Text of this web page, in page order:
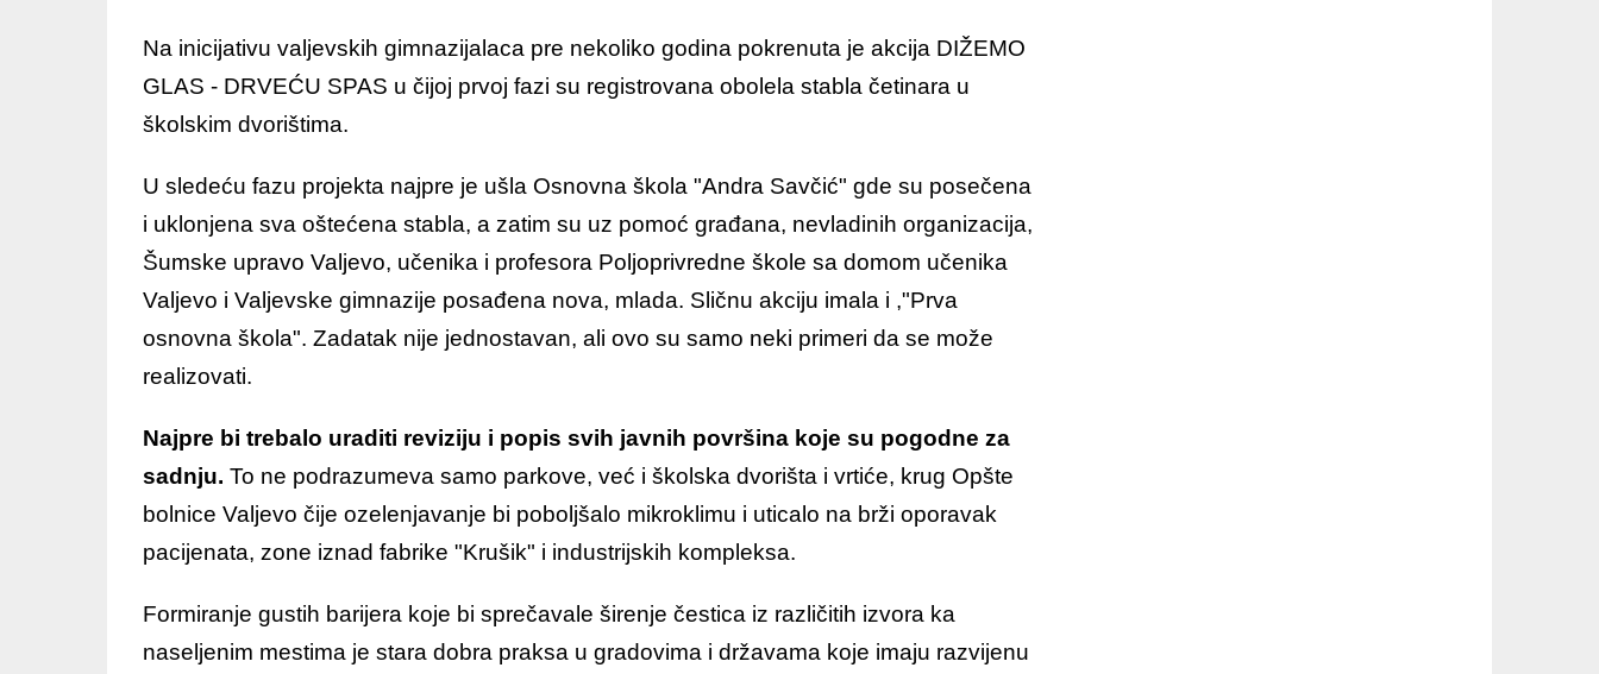
Na inicijativu valjevskih gimnazijalaca pre nekoliko godina pokrenuta je akcija DIŽEMO
GLAS - DRVEĆU SPAS u čijoj prvoj fazi su registrovana obolela stabla četinara u
školskim dvorištima.
U sledeću fazu projekta najpre je ušla Osnovna škola "Andra Savčić" gde su posečena
i uklonjena sva oštećena stabla, a zatim su uz pomoć građana, nevladinih organizacija,
Šumske upravo Valjevo, učenika i profesora Poljoprivredne škole sa domom učenika
Valjevo i Valjevske gimnazije posađena nova, mlada. Sličnu akciju imala i ,"Prva
osnovna škola". Zadatak nije jednostavan, ali ovo su samo neki primeri da se može
realizovati.
Najpre bi trebalo uraditi reviziju i popis svih javnih površina koje su pogodne za
sadnju. To ne podrazumeva samo parkove, već i školska dvorišta i vrtiće, krug Opšte
bolnice Valjevo čije ozelenjavanje bi poboljšalo mikroklimu i uticalo na brži oporavak
pacijenata, zone iznad fabrike "Krušik" i industrijskih kompleksa.
Formiranje gustih barijera koje bi sprečavale širenje čestica iz različitih izvora ka
naseljenim mestima je stara dobra praksa u gradovima i državama koje imaju razvijenu